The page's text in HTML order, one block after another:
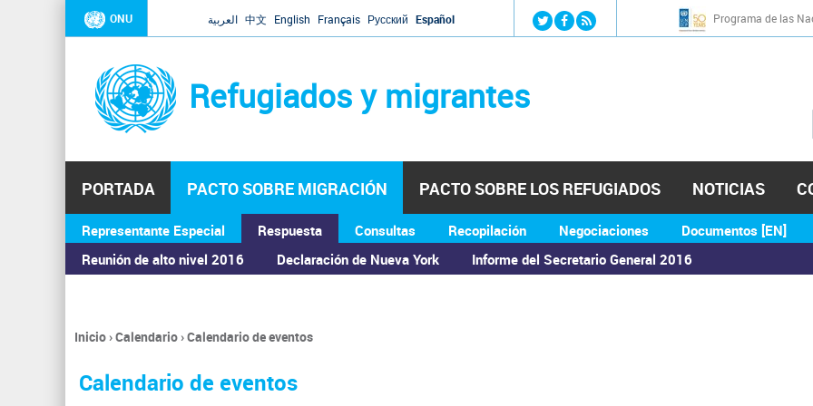
Jump to navigation
ONU العربية 中文 English Français Русский Español Programa de las
Refugiados y migrantes
PORTADA PACTO SOBRE MIGRACIÓN
Representante Especial
Respuesta
Reunión de alto nivel 2016
Declaración de Nueva York Informe del Secretario General 2016
Consultas Recopilación Negociaciones Documentos [EN]
PACTO SOBRE LOS REFUGIADOS NOTICIAS
ASAMBLEA GENERAL
Se
encuentra
usted
Inicio›Calendario›Calendario de eventos
Calendario de eventos